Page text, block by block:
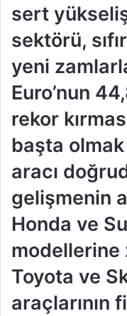
sert
sektörü,
yeni
Euro’nun
rekor
başta
aracı
gelişmenin
Honda ve
modellerine
Toyota ve
araçlarının